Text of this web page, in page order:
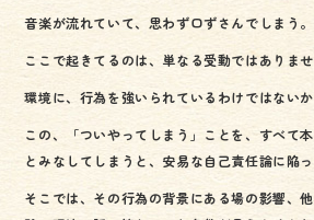
音楽が流れていて、思わず口ずさんでしまう。
ここで起きてるのは、単なる受動ではありませ
環境に、行為を強いられているわけではないか
この、「ついやってしまう」ことを、すべて
とみなしてしまうと、安易な自己責任論に陥っ
そこでは、その行為の背景にある場の影響、